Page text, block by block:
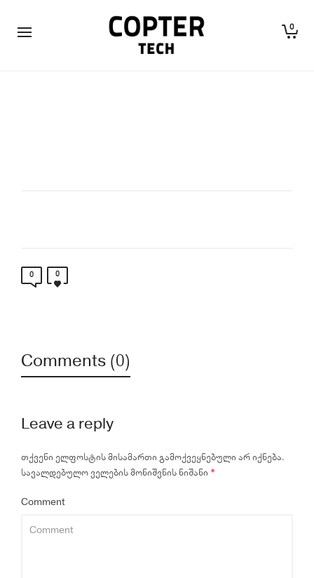
0
0 0
Comments (0)
Leave a reply
თქვენი ელფოსტის მისამართი გამოქვეყნებული არ იქნება.
სავალდებულო ველების მონიშვნის ნიშანი *
Comment